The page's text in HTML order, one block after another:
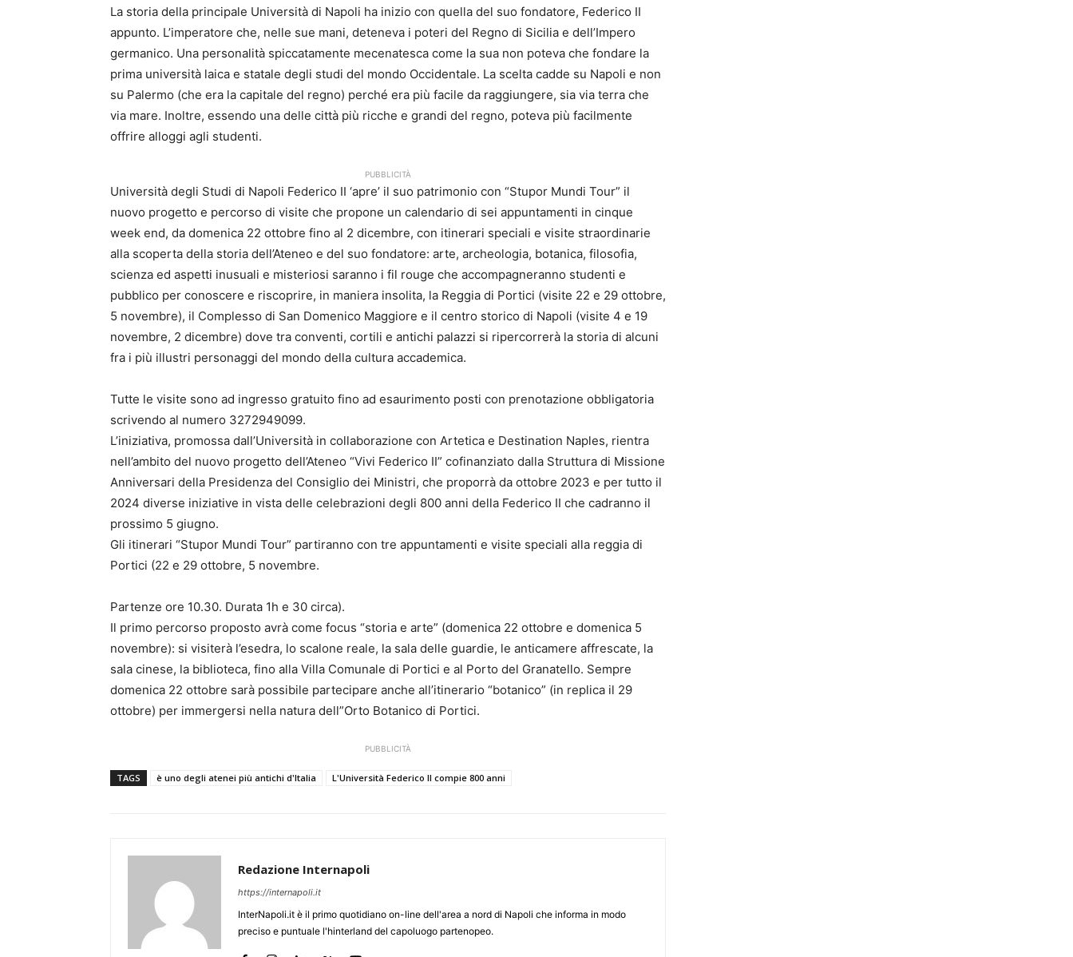
La storia della principale Università di Napoli ha inizio con quella del suo fondatore, Federico II
appunto. L’imperatore che, nelle sue mani, deteneva i poteri del Regno di Sicilia e dell’Impero
germanico. Una personalità spiccatamente mecenatesca come la sua non poteva che fondare la
prima università laica e statale degli studi del mondo Occidentale. La scelta cadde su Napoli e non
su Palermo (che era la capitale del regno) perché era più facile da raggiungere, sia via terra che
via mare. Inoltre, essendo una delle città più ricche e grandi del regno, poteva più facilmente
offrire alloggi agli studenti.
PUBBLICITÀ
Università degli Studi di Napoli Federico II ‘apre’ il suo patrimonio con “Stupor Mundi Tour” il
nuovo progetto e percorso di visite che propone un calendario di sei appuntamenti in cinque
week end, da domenica 22 ottobre fino al 2 dicembre, con itinerari speciali e visite straordinarie
alla scoperta della storia dell’Ateneo e del suo fondatore: arte, archeologia, botanica, filosofia,
scienza ed aspetti inusuali e misteriosi saranno i fil rouge che accompagneranno studenti e
pubblico per conoscere e riscoprire, in maniera insolita, la Reggia di Portici (visite 22 e 29 ottobre,
5 novembre), il Complesso di San Domenico Maggiore e il centro storico di Napoli (visite 4 e 19
novembre, 2 dicembre) dove tra conventi, cortili e antichi palazzi si ripercorrerà la storia di alcuni
fra i più illustri personaggi del mondo della cultura accademica.
Tutte le visite sono ad ingresso gratuito fino ad esaurimento posti con prenotazione obbligatoria
scrivendo al numero 3272949099.
L’iniziativa, promossa dall’Università in collaborazione con Artetica e Destination Naples, rientra
nell’ambito del nuovo progetto dell’Ateneo “Vivi Federico II” cofinanziato dalla Struttura di Missione
Anniversari della Presidenza del Consiglio dei Ministri, che proporrà da ottobre 2023 e per tutto il
2024 diverse iniziative in vista delle celebrazioni degli 800 anni della Federico II che cadranno il
prossimo 5 giugno.
Gli itinerari “Stupor Mundi Tour” partiranno con tre appuntamenti e visite speciali alla reggia di
Portici (22 e 29 ottobre, 5 novembre.
Partenze ore 10.30. Durata 1h e 30 circa).
Il primo percorso proposto avrà come focus “storia e arte” (domenica 22 ottobre e domenica 5
novembre): si visiterà l’esedra, lo scalone reale, la sala delle guardie, le anticamere affrescate, la
sala cinese, la biblioteca, fino alla Villa Comunale di Portici e al Porto del Granatello. Sempre
domenica 22 ottobre sarà possibile partecipare anche all’itinerario “botanico” (in replica il 29
ottobre) per immergersi nella natura dell”Orto Botanico di Portici.
PUBBLICITÀ
TAGS è uno degli atenei più antichi d'Italia L'Università Federico II compie 800 anni
Redazione Internapoli
https://internapoli.it
InterNapoli.it è il primo quotidiano on-line dell'area a nord di Napoli che informa in modo
preciso e puntuale l'hinterland del capoluogo partenopeo.